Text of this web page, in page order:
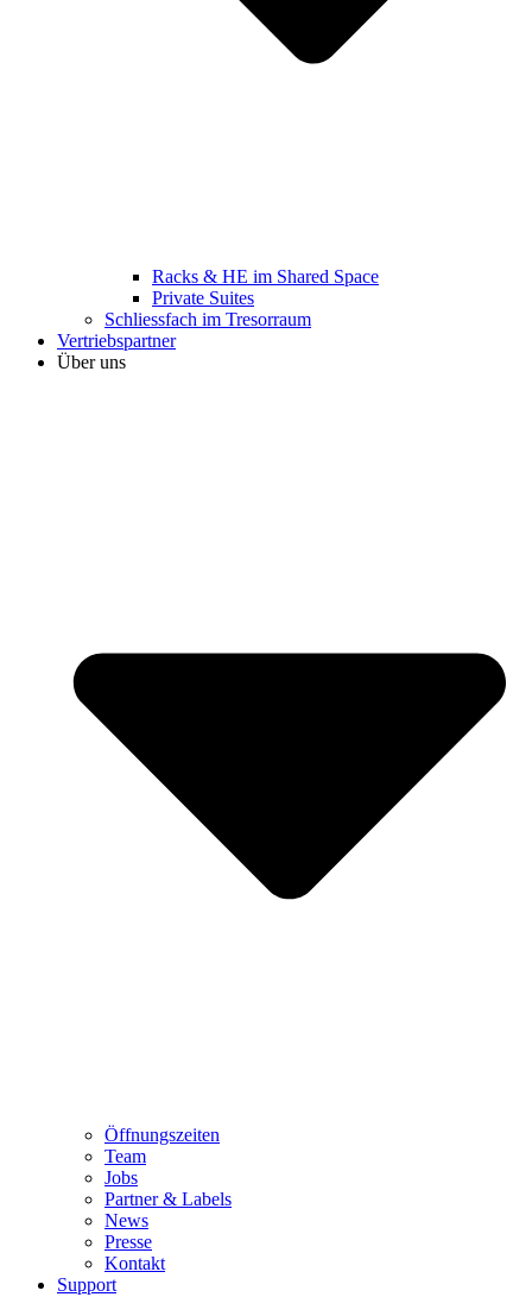
Racks & HE im Shared Space
Private Suites
Schliessfach im Tresorraum
Vertriebspartner
Über uns
Öffnungszeiten
Team
Jobs
Partner & Labels
News
Presse
Kontakt
Support